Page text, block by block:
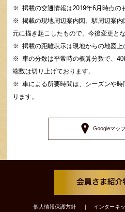
掲載の交通情報は2019年6月時点の
掲載の現地周辺案内図、駅周辺案
元に描き起こしたもので、今後変更と
掲載の距離表示は現地からの地図上
車の分数は平常時の概算分数で、
端数は切り上げております。
車による所要時間は、シーズンや
ります。
Googleマッ
個人情報保護方針 インターネ